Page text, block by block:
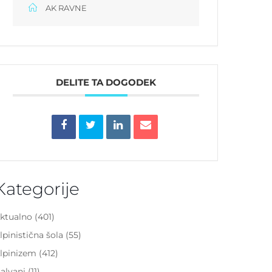
AK RAVNE
DELITE TA DOGODEK
(401)
šola (55)
(412)